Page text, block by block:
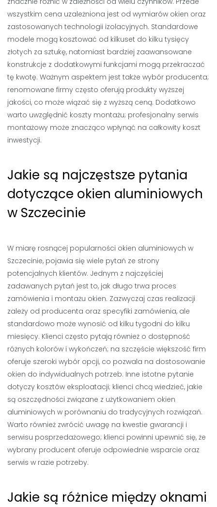
wszystkim cena uzależniona jest od wymiarów okien oraz
zastosowanych technologii izolacyjnych. Standardowe
modele mogą kosztować od kilkuset do kilku tysięcy
złotych za sztukę, natomiast bardziej zaawansowane
konstrukcje z dodatkowymi funkcjami mogą przekraczać
tę kwotę. Ważnym aspektem jest także wybór producenta;
renomowane firmy często oferują produkty wyższej
jakości, co może wiązać się z wyższą ceną. Dodatkowo
warto uwzględnić koszty montażu; profesjonalny serwis
montażowy może znacząco wpłynąć na całkowity koszt
inwestycji.
Jakie są najczęstsze pytania
dotyczące okien aluminiowych
w Szczecinie
W miarę rosnącej popularności okien aluminiowych w
Szczecinie, pojawia się wiele pytań ze strony
potencjalnych klientów. Jednym z najczęściej
zadawanych pytań jest to, jak długo trwa proces
zamówienia i montażu okien. Zazwyczaj czas realizacji
zależy od producenta oraz specyfiki zamówienia, ale
standardowo może wynosić od kilku tygodni do kilku
miesięcy. Klienci często pytają również o dostępność
różnych kolorów i wykończeń; na szczęście większość firm
oferuje szeroki wybór opcji, co pozwala na dostosowanie
okien do indywidualnych potrzeb. Inne istotne pytanie
dotyczy kosztów eksploatacji; klienci chcą wiedzieć, jakie
są oszczędności związane z użytkowaniem okien
aluminiowych w porównaniu do tradycyjnych rozwiązań.
Warto również zwrócić uwagę na kwestie gwarancji i
serwisu posprzedażowego; klienci powinni upewnić się, że
wybrany producent oferuje odpowiednie wsparcie oraz
serwis w razie potrzeby.
Jakie są różnice między oknami